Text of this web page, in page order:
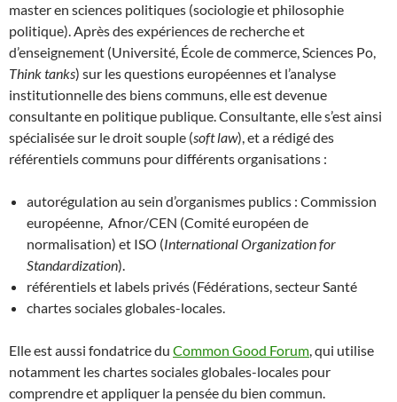
master en sciences politiques (sociologie et philosophie
politique). Après des expériences de recherche et
d’enseignement (Université, École de commerce, Sciences Po,
Think tanks) sur les questions européennes et l’analyse
institutionnelle des biens communs, elle est devenue
consultante en politique publique. Consultante, elle s’est ainsi
spécialisée sur le droit souple (soft law), et a rédigé des
référentiels communs pour différents organisations :
autorégulation au sein d’organismes publics : Commission
européenne, Afnor/CEN (Comité européen de
normalisation) et ISO (International Organization for
Standardization).
référentiels et labels privés (Fédérations, secteur Santé
chartes sociales globales-locales.
Elle est aussi fondatrice du Common Good Forum, qui utilise
notamment les chartes sociales globales-locales pour
comprendre et appliquer la pensée du bien commun.